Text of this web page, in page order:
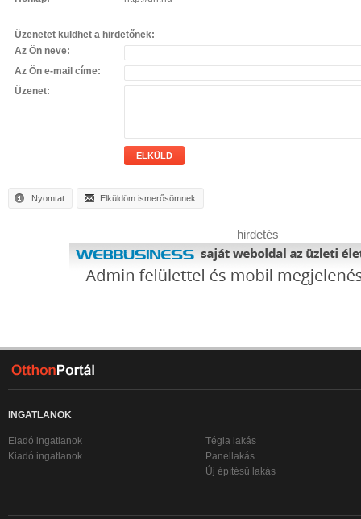
Üzenetet küldhet a hirdetőnek:
Az Ön neve:
Az Ön e-mail címe:
Üzenet:
ELKÜLD
Nyomtat Elküldöm ismerősömnek
hirdetés
INGATLANOK
Eladó ingatlanok
Kiadó ingatlanok
Tégla lakás
Panellakás
Új építésű lakás